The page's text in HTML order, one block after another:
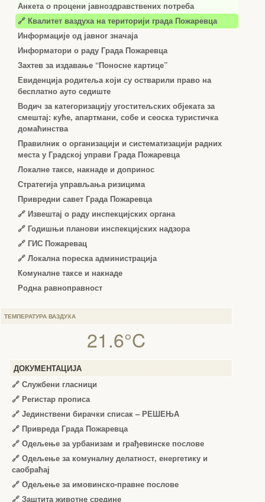
Анкета о процени јавноздравствених потреба
🔗 Квалитет ваздуха на територији града Пожаревца
Информације од јавног значаја
Информатори о раду Града Пожаревца
Захтев за издавање “Поносне картице”
Евиденција родитеља који су остварили право на
бесплатно ауто седиште
Водич за категоризацију угоститељских објеката за
смештај: куће, апартмани, собе и сеоска туристичка
домаћинства
Правилник о организацији и систематизацији радних
места у Градској управи Града Пожаревца
Локалне таксе, накнаде и допринос
Стратегија управљања ризицима
Привредни савет Града Пожаревца
🔗 Извештај о раду инспекцијских органа
🔗 Годишњи планови инспекцијских надзора
🔗 ГИС Пожаревац
🔗 Локална пореска администрација
Комуналне таксе и накнаде
Родна равноправност
ТЕМПЕРАТУРА ВАЗДУХА
21.6°C
ДОКУМЕНТАЦИЈА
🔗 Службени гласници
🔗 Регистар прописа
🔗 Јединствени бирачки списак – РЕШЕЊА
🔗 Привреда Града Пожаревца
🔗 Одељење за урбанизам и грађевинске послове
🔗 Одељење за комуналну делатност, енергетику и
саобраћај
🔗 Одељење за имовинско-правне послове
🔗 Заштита животне средине